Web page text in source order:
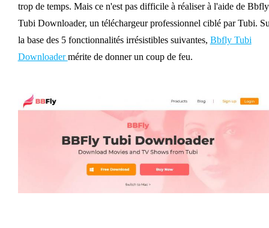
trop de temps. Mais ce n'est pas difficile à réaliser à l'aide de Bbfly
Tubi Downloader, un téléchargeur professionnel ciblé par Tubi.
la base des 5 fonctionnalités irrésistibles suivantes, Bbfly Tubi
Downloadermérite de donner un coup de feu.